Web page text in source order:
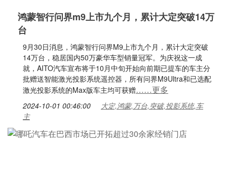
鸿蒙智行问界m9上市九个月，累计大定突破14万
台
9月30日消息，鸿蒙智行问界M9上市九个月，累计大定突破
14万台，稳居国内50万豪华车型销量冠军。为庆祝这一成
就，AITO汽车宣布将于10月中旬开始向前期已提车的车主分
批赠送智能激光投影系统遥控器，所有问界M9Ultra和已选配
激光投影系统的Max版车主均可获赠……更多
2024-10-01 00:46:00
大定,鸿蒙,万台,突破,投影系统,车
主